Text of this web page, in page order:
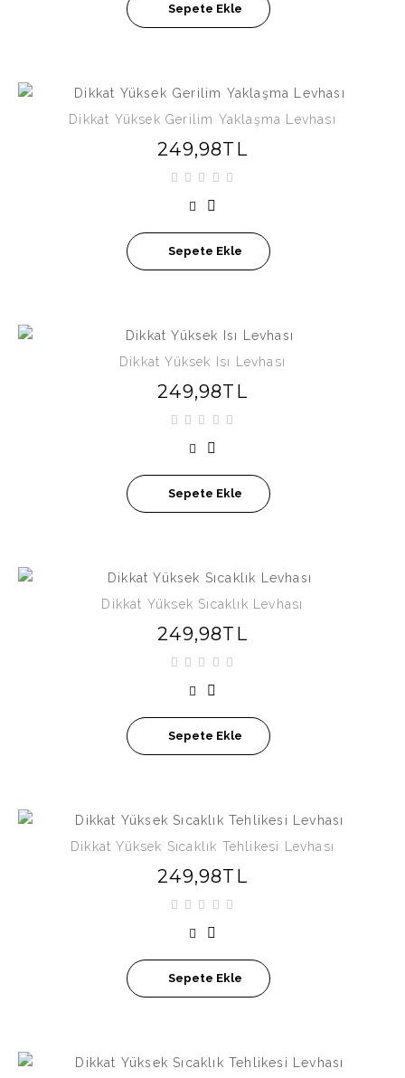
Sepete Ekle
Dikkat Yüksek Gerilim Yaklaşma Levhası
249,98TL
Sepete Ekle
Dikkat Yüksek Isı Levhası
249,98TL
Sepete Ekle
Dikkat Yüksek Sıcaklık Levhası
249,98TL
Sepete Ekle
Dikkat Yüksek Sıcaklık Tehlikesi Levhası
249,98TL
Sepete Ekle